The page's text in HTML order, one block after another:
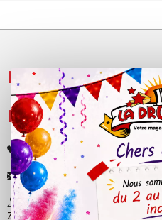
NOS PRODUITS
LÉGAL
+33 (0)4 50 40 81 00
contact@ladrolerie.fr
38 Rue de la Maladière
Z.A de la maladiere 01210 Ornex